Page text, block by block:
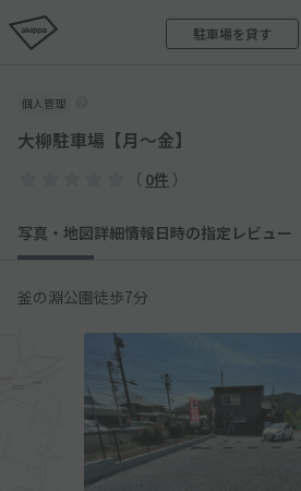
駐車場を貸す
個人管理
大柳駐車場【月～金】
（ 0件 ）
写真・地図詳細情報日時の指定 レビュー
釜の淵公園徒歩7分